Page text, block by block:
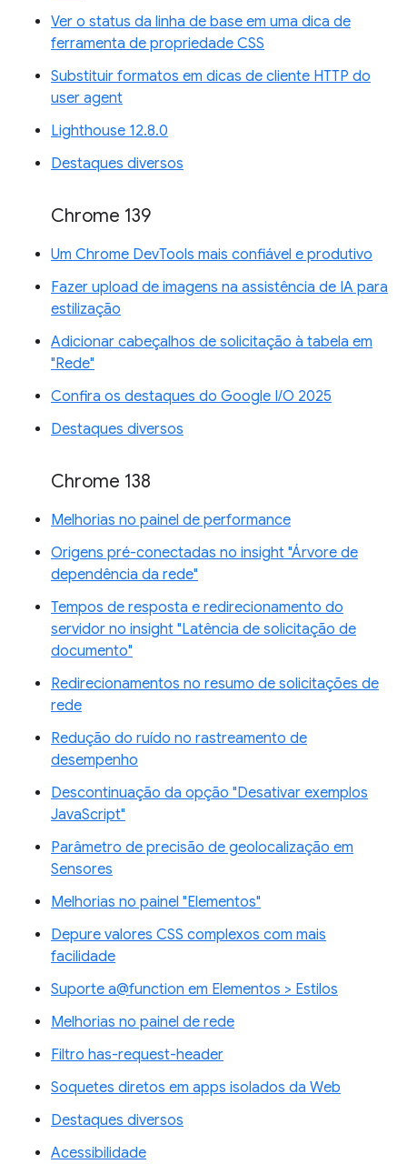
Ver o status da linha de base em uma dica de
ferramenta de propriedade CSS
Substituir formatos em dicas de cliente HTTP do
user agent
Lighthouse 12.8.0
Destaques diversos
Chrome 139
Um Chrome DevTools mais confiável e produtivo
Fazer upload de imagens na assistência de IA para
estilização
Adicionar cabeçalhos de solicitação à tabela em
"Rede"
Confira os destaques do Google I/O 2025
Destaques diversos
Chrome 138
Melhorias no painel de performance
Origens pré-conectadas no insight "Árvore de
dependência da rede"
Tempos de resposta e redirecionamento do
servidor no insight "Latência de solicitação de
documento"
Redirecionamentos no resumo de solicitações de
rede
Redução do ruído no rastreamento de
desempenho
Descontinuação da opção "Desativar exemplos
JavaScript"
Parâmetro de precisão de geolocalização em
Sensores
Melhorias no painel "Elementos"
Depure valores CSS complexos com mais
facilidade
Suporte a@function em Elementos > Estilos
Melhorias no painel de rede
Filtro has-request-header
Soquetes diretos em apps isolados da Web
Destaques diversos
Acessibilidade